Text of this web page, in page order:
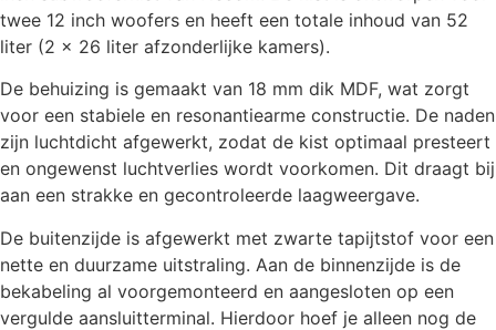
twee 12 inch woofers en heeft een totale inhoud van 52
liter (2 x 26 liter afzonderlijke kamers).
De behuizing is gemaakt van 18 mm dik MDF, wat zorgt
voor een stabiele en resonantiearme constructie. De naden
zijn luchtdicht afgewerkt, zodat de kist optimaal presteert
en ongewenst luchtverlies wordt voorkomen. Dit draagt bij
aan een strakke en gecontroleerde laagweergave.
De buitenzijde is afgewerkt met zwarte tapijtstof voor een
nette en duurzame uitstraling. Aan de binnenzijde is de
bekabeling al voorgemonteerd en aangesloten op een
vergulde aansluitterminal. Hierdoor hoef je alleen nog de